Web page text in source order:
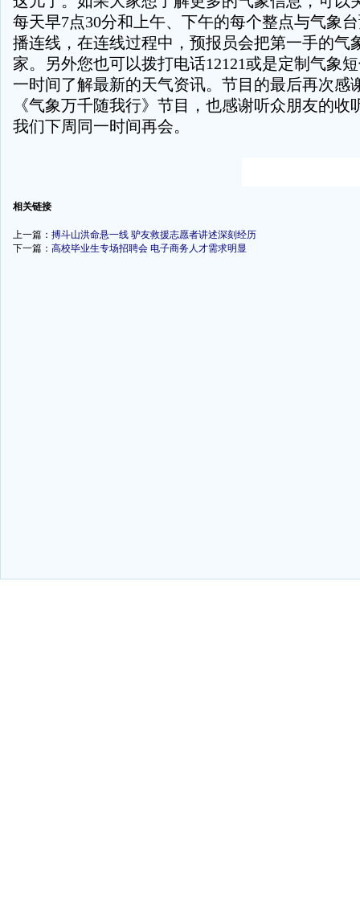
每天早7点30分和上午、下午的每个整点与气象
播连线，在连线过程中，预报员会把第一手的气
家。另外您也可以拨打电话12121或是定制气象
一时间了解最新的天气资讯。节目的最后再次感
《气象万千随我行》节目，也感谢听众朋友的收
我们下周同一时间再会。
相关链接
上一篇： 搏斗山洪命悬一线 驴友救援志愿者讲述深刻经历
下一篇： 高校毕业生专场招聘会 电子商务人才需求明显